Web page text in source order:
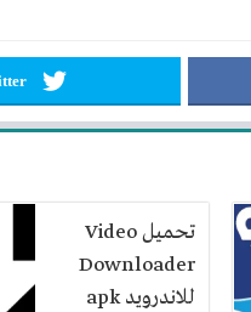
تحميل Video
Downloader
للاندرويد apk